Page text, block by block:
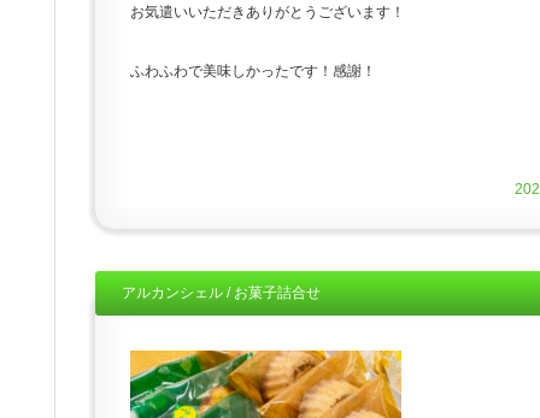
お気遣いいただきありがとうございます！
ふわふわで美味しかったです！感謝！
アルカンシェル / お菓子詰合せ